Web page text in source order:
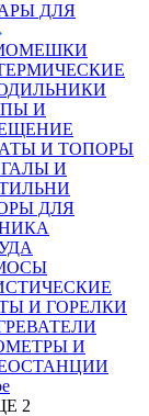
ДЛЯ
И
И ТОПОРЫ
И
ДЛЯ
И ГОРЕЛКИ
И
2